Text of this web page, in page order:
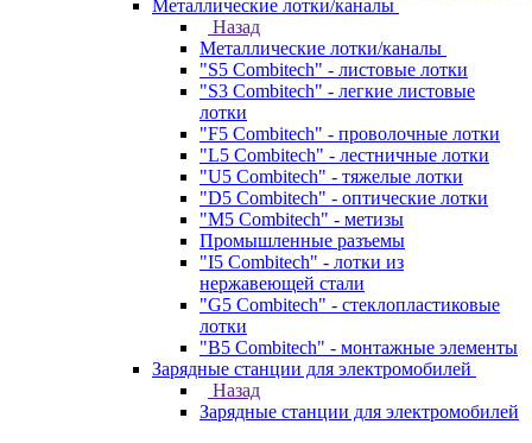
Металлические лотки/каналы
Назад
Металлические лотки/каналы
"S5 Combitech" - листовые лотки
"S3 Combitech" - легкие листовые
лотки
"F5 Combitech" - проволочные лотки
"L5 Combitech" - лестничные лотки
"U5 Combitech" - тяжелые лотки
"D5 Combitech" - оптические лотки
"M5 Combitech" - метизы
Промышленные разъемы
"I5 Combitech" - лотки из
нержавеющей стали
"G5 Combitech" - стеклопластиковые
лотки
"B5 Combitech" - монтажные элементы
Зарядные станции для электромобилей
Назад
Зарядные станции для электромобилей